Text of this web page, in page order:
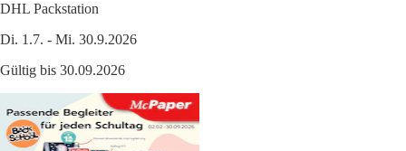
DHL Packstation
Di. 1.7. - Mi. 30.9.2026
Gültig bis 30.09.2026